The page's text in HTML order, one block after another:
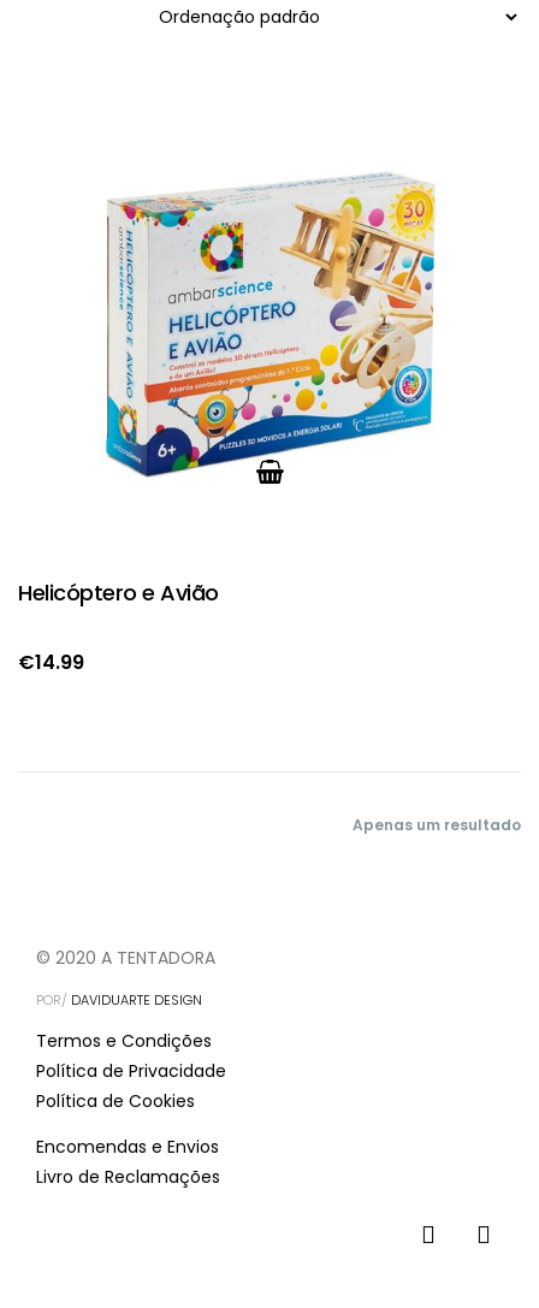
Helicóptero e Avião
€14.99
Apenas um resultado
© 2020 A TENTADORA
POR/ DAVIDUARTE DESIGN
Termos e Condições
Política de Privacidade
Política de Cookies
Encomendas e Envios
Livro de Reclamações